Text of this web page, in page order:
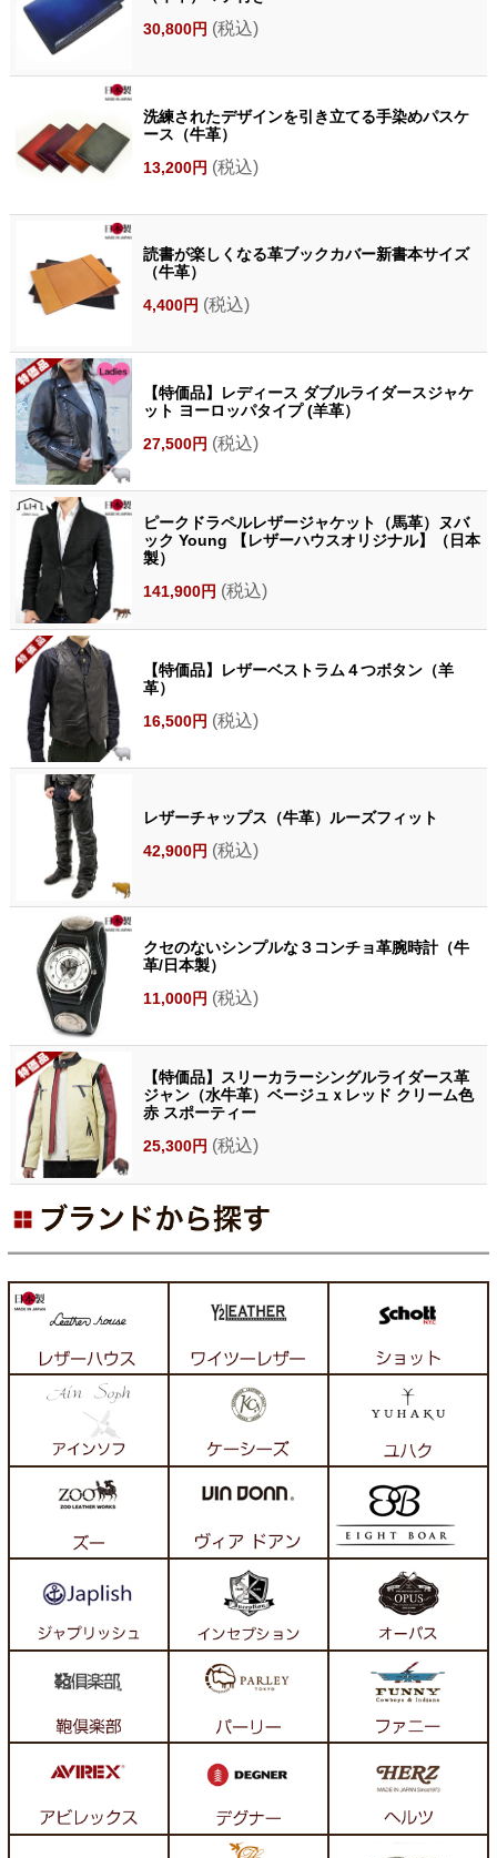
30,800円 (税込)
洗練されたデザインを引き立てる手染めパスケ
ース（牛革）
13,200円 (税込)
読書が楽しくなる革ブックカバー新書本サイズ
（牛革）
4,400円 (税込)
【特価品】レディース ダブルライダースジャケ
ット ヨーロッパタイプ (羊革）
27,500円 (税込)
ピークドラペルレザージャケット（馬革）ヌバ
ック Young 【レザーハウスオリジナル】（日本
製）
141,900円 (税込)
【特価品】レザーベストラム４つボタン（羊
革）
16,500円 (税込)
レザーチャップス（牛革）ルーズフィット
42,900円 (税込)
クセのないシンプルな３コンチョ革腕時計（牛
革/日本製）
11,000円 (税込)
【特価品】スリーカラーシングルライダース革
ジャン（水牛革）ベージュｘレッド クリーム色
赤 スポーティー
25,300円 (税込)